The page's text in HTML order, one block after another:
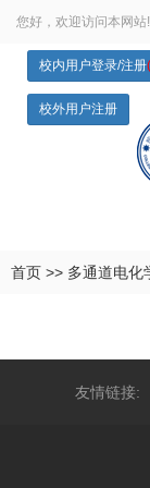
您好，欢迎访问本网站!
校内用户登录/注册
校外用户注册
首页 >> 多通道电化
友情链接: